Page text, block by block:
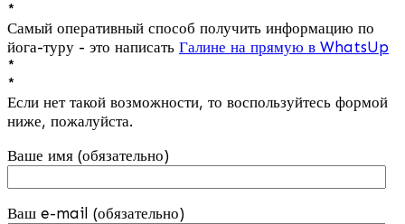
*
Самый оперативный способ получить информацию по
йога-туру - это написать Галине на прямую в WhatsUp
*
*
Если нет такой возможности, то воспользуйтесь формой
ниже, пожалуйста.
Ваше имя (обязательно)
Ваш e-mail (обязательно)